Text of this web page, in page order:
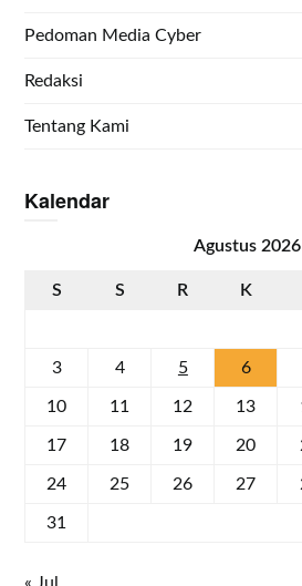
Pedoman Media Cyber
Redaksi
Tentang Kami
Kalendar
Agustus 2026
S S R K
3 4 5 6
10 11 12 13
17 18 19 20
24 25 26 27
31